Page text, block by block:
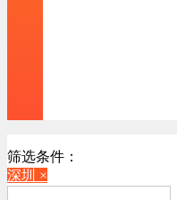
筛选条件：
深圳 ×